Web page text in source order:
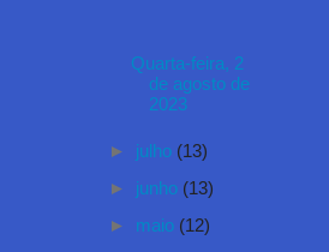
Quarta-feira, 2
de agosto de
2023
► julho (13)
► junho (13)
► maio (12)